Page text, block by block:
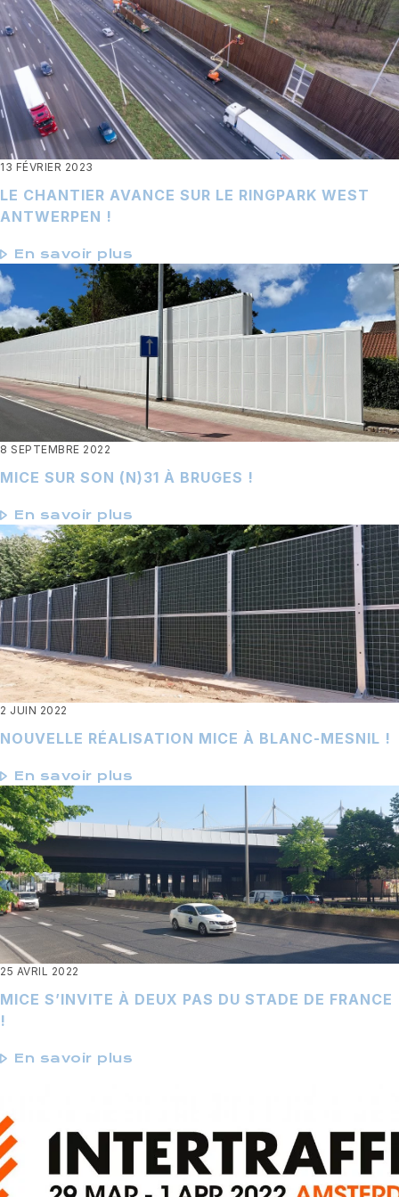
13 FÉVRIER 2023
LE CHANTIER AVANCE SUR LE RINGPARK WEST
ANTWERPEN !
En savoir plus
8 SEPTEMBRE 2022
MICE SUR SON (N)31 À BRUGES !
En savoir plus
2 JUIN 2022
NOUVELLE RÉALISATION MICE À BLANC-MESNIL !
En savoir plus
25 AVRIL 2022
MICE S’INVITE À DEUX PAS DU STADE DE FRANCE
!
En savoir plus